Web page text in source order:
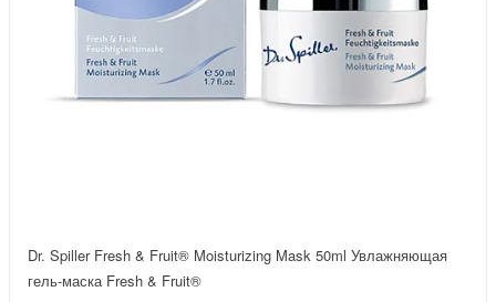
Dr. Spiller Fresh & Fruit® Moisturizing Mask 50ml Увлажняющая
гель-маска Fresh & Fruit®